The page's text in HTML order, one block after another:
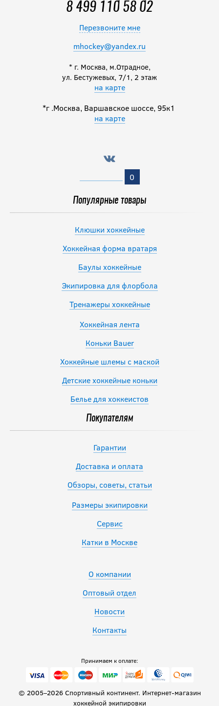
8 499 110 58 02
Перезвоните мне
mhockey@yandex.ru
* г. Москва, м.Отрадное,
ул. Бестужевых, 7/1, 2 этаж
на карте
*г .Москва, Варшавское шоссе, 95к1
на карте
0
Популярные товары
Клюшки хоккейные
Хоккейная форма вратаря
Баулы хоккейные
Экипировка для флорбола
Тренажеры хоккейные
Хоккейная лента
Коньки Bauer
Хоккейные шлемы с маской
Детские хоккейные коньки
Белье для хоккеистов
Покупателям
Гарантии
Доставка и оплата
Обзоры, советы, статьи
Размеры экипировки
Сервис
Катки в Москве
О компании
Оптовый отдел
Новости
Контакты
Принимаем к оплате:
© 2005–2026 Спортивный континент. Интернет-магазин
хоккейной экипировки